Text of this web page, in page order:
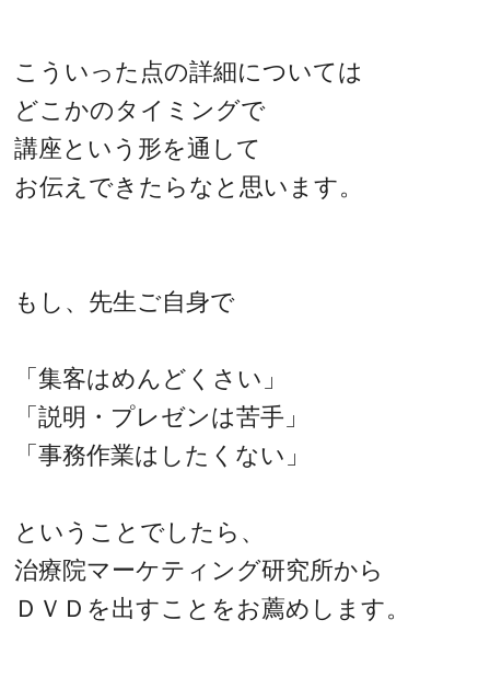
こういった点の詳細については
どこかのタイミングで
講座という形を通して
お伝えできたらなと思います。
もし、先生ご自身で
「集客はめんどくさい」
「説明・プレゼンは苦手」
「事務作業はしたくない」
ということでしたら、
治療院マーケティング研究所から
ＤＶＤを出すことをお薦めします。